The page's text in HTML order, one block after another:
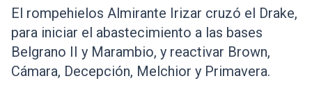
El rompehielos Almirante Irizar cruzó el Drake,
para iniciar el abastecimiento a las bases
Belgrano II y Marambio, y reactivar Brown,
Cámara, Decepción, Melchior y Primavera.